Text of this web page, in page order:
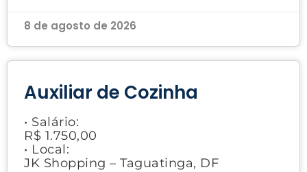
8 de agosto de 2026
Auxiliar de Cozinha
• Salário:
R$ 1.750,00
• Local:
JK Shopping – Taguatinga, DF